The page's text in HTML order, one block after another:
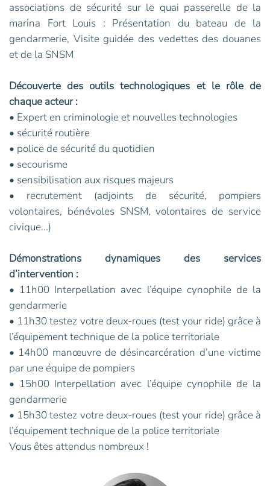
associations de sécurité sur le quai passerelle de la
marina Fort Louis : Présentation du bateau de la
gendarmerie, Visite guidée des vedettes des douanes
et de la SNSM
Découverte des outils technologiques et le rôle de
chaque acteur :
• Expert en criminologie et nouvelles technologies
• sécurité routière
• police de sécurité du quotidien
• secourisme
• sensibilisation aux risques majeurs
• recrutement (adjoints de sécurité, pompiers
volontaires, bénévoles SNSM, volontaires de service
civique...)
Démonstrations dynamiques des services
d’intervention :
• 11h00 Interpellation avec l’équipe cynophile de la
gendarmerie
• 11h30 testez votre deux-roues (test your ride) grâce à
l’équipement technique de la police territoriale
• 14h00 manœuvre de désincarcération d’une victime
par une équipe de pompiers
• 15h00 Interpellation avec l’équipe cynophile de la
gendarmerie
• 15h30 testez votre deux-roues (test your ride) grâce à
l’équipement technique de la police territoriale
Vous êtes attendus nombreux !